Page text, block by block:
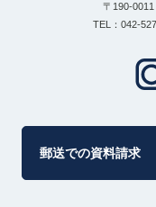
〒190-
TEL：042-
郵送での資料請求